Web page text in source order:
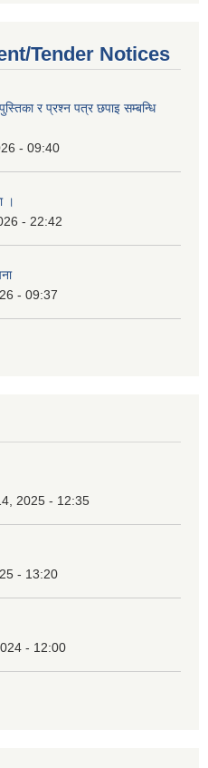
Tender Notices
र प्रश्न पत्र छपाइ सम्बन्धि
- 09:40
।
- 22:42
- 09:37
2025 - 12:35
- 13:20
- 12:00